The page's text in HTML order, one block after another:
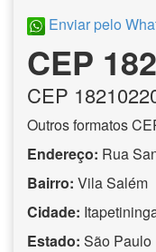
Enviar pelo
CEP
CEP
Outros formatos
Endereço: Rua
Bairro: Vila Salém
Cidade:
Estado: São Paulo